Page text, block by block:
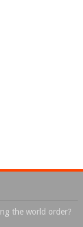
the world order?